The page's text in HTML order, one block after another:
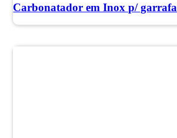
Carbonatador em Inox p/